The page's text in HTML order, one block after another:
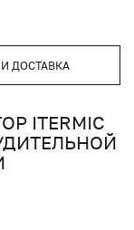
ДОСТАВКА
ITERMIC